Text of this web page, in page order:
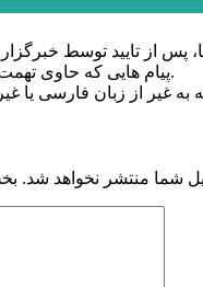
پیام هایی که حاوی تهمت یا افترا باشد منتشر نخواهد شد.
شما منتشر نخواهد شد.